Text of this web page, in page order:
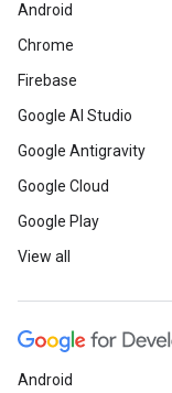
Android
Chrome
Firebase
Google AI Studio
Google Antigravity
Google Cloud
Google Play
View all
Android